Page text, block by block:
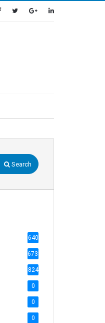
Search
640
6738
824
0
0
0